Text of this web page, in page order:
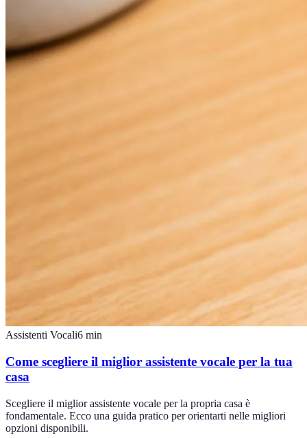
Assistenti Vocali6 min
Come scegliere il miglior assistente vocale per la tua
casa
Scegliere il miglior assistente vocale per la propria casa è
fondamentale. Ecco una guida pratico per orientarti nelle migliori
opzioni disponibili.